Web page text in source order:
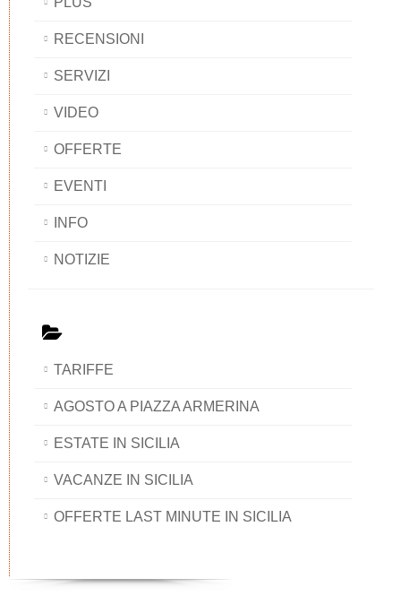
RECENSIONI
SERVIZI
VIDEO
OFFERTE
EVENTI
INFO
NOTIZIE
TARIFFE
AGOSTO A PIAZZA ARMERINA
ESTATE IN SICILIA
VACANZE IN SICILIA
OFFERTE LAST MINUTE IN SICILIA